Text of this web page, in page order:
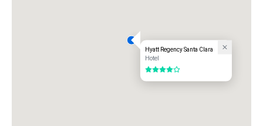
Hyatt Regency Santa Clara
Hotel
4 von 5